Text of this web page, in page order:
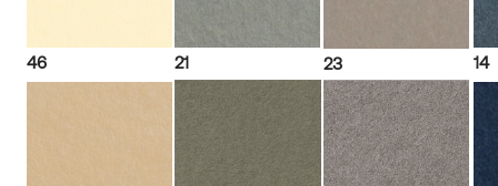
46 21 23 14